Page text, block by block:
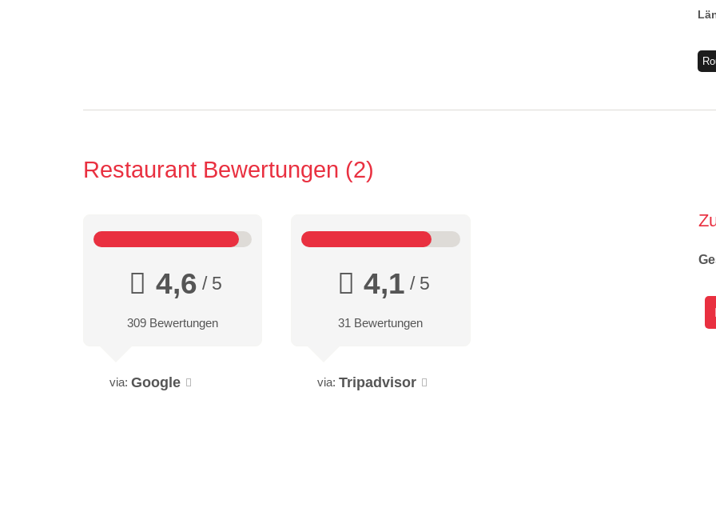
Restaurant Bewertungen 2
4,6 / 5
309 Bewertungen
via: Google
4,1 / 5
31 Bewertungen
via: Tripadvisor